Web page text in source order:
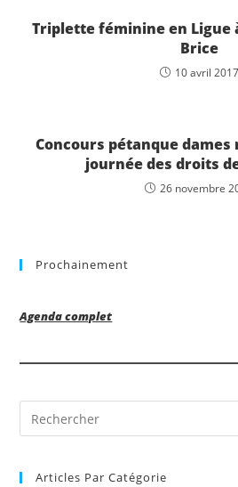
Triplette féminine en Ligue
Brice
10 avril 2017
Concours pétanque dames
journée des droits
26 novembre
Prochainement
Agenda complet
Articles Par Catégorie